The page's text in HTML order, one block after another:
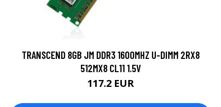
TRANSCEND 8GB JM DDR3 1600MHZ U-DIMM 2RX8
512MX8 CL11 1.5V
117.2 EUR